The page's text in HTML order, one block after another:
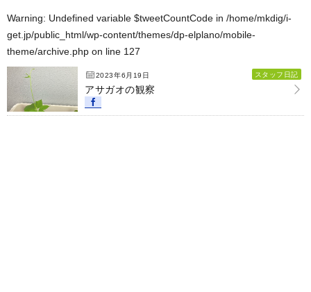
Warning: Undefined variable $tweetCountCode in /home/mkdig/i-
get.jp/public_html/wp-content/themes/dp-elplano/mobile-
theme/archive.php on line 127
2023年6月19日 スタッフ日記
アサガオの観察